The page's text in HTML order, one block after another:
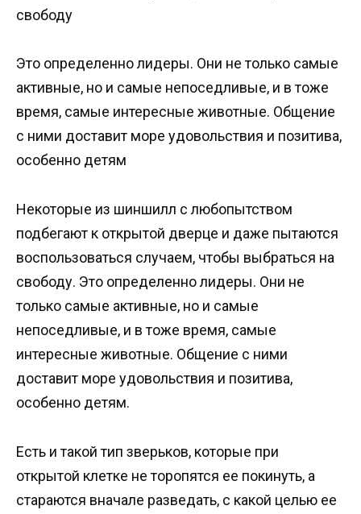
свободу
Это определенно лидеры. Они не только самые
активные, но и самые непоседливые, и в тоже
время, самые интересные животные. Общение
с ними доставит море удовольствия и позитива,
особенно детям
Некоторые из шиншилл с любопытством
подбегают к открытой дверце и даже пытаются
воспользоваться случаем, чтобы выбраться на
свободу. Это определенно лидеры. Они не
только самые активные, но и самые
непоседливые, и в тоже время, самые
интересные животные. Общение с ними
доставит море удовольствия и позитива,
особенно детям.
Есть и такой тип зверьков, которые при
открытой клетке не торопятся ее покинуть, а
стараются вначале разведать, с какой целью ее